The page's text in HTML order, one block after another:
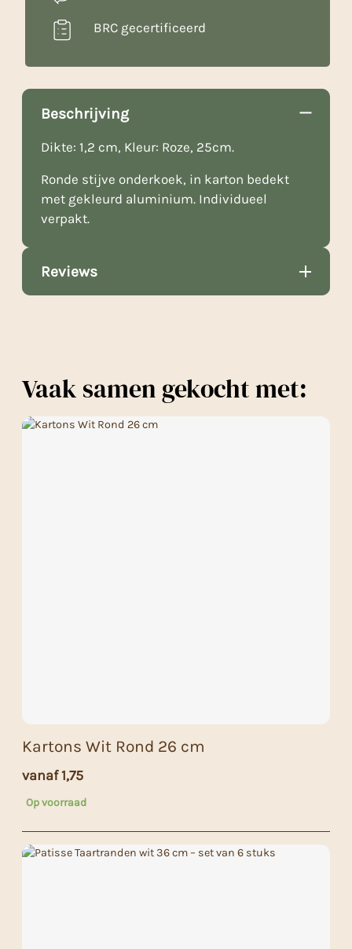
BRC gecertificeerd
Beschrijving
Dikte: 1,2 cm, Kleur: Roze, 25cm.
Ronde stijve onderkoek, in karton bedekt
met gekleurd aluminium. Individueel
verpakt.
Reviews
Vaak samen gekocht met:
Kartons Wit Rond 26 cm
vanaf1,75
Op voorraad